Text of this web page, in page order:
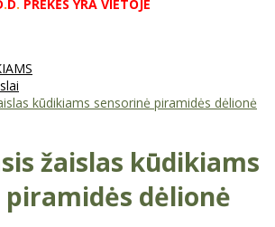
. D. PREKĖS YRA VIETOJE
kūdikiams sensorinė piramidės dėlionė
žaislas kūdikiams
dėlionė